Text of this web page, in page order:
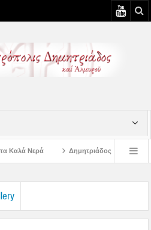
Ιγνάτιος: «Ο Ναός είναι ο τόπος